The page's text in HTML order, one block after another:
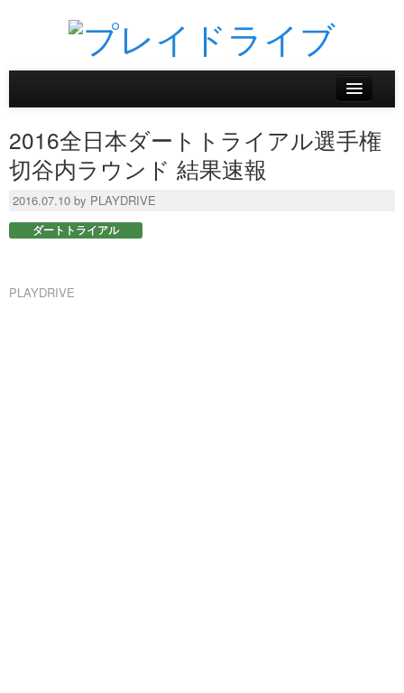
ニュース
リザルトデータベース
バックナンバー
2016全日本ダートトライアル選手権
切谷内ラウンド 結果速報
2016.07.10 by PLAYDRIVE
ダートトライアル
PLAYDRIVE